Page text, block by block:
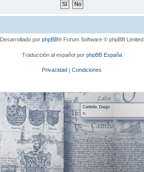
Desarrollado por phpBB® Forum Software © phpBB Limited
Traducción al español por phpBB España
Privacidad | Condiciones